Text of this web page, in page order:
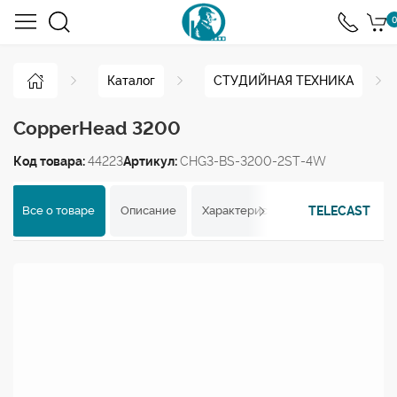
0
Каталог СТУДИЙНАЯ ТЕХНИКА
CopperHead 3200
Код товара:44223Артикул:CHG3-BS-3200-2ST-4W
Все о товаре Описание Характеристики Отзывы
TELECAST